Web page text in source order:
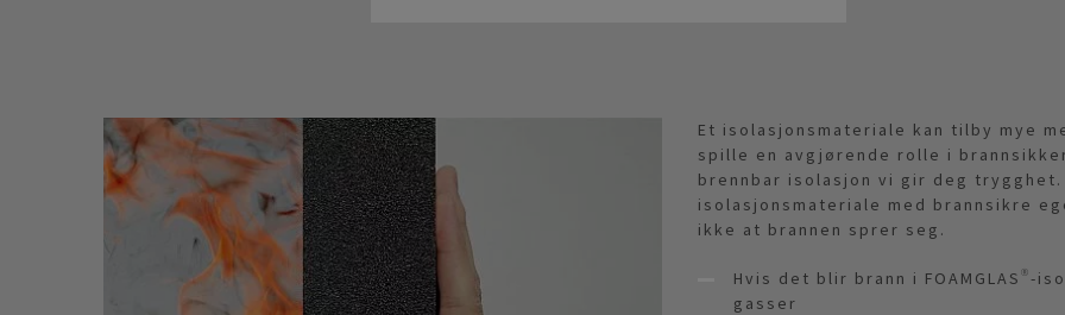
Et isolasjonsmateriale kan tilby mye
spille en avgjørende rolle i
brennbar isolasjon vi gir deg trygghet.
isolasjonsmateriale med brannsikre
ikke at brannen sprer seg.
Hvis det blir brann i
gasser